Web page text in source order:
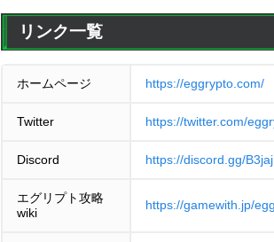
リンク一覧
ホームページ https://eggrypto.com/
Twitter https://twitter.com/
Discord https://discord.gg/
エグリプト攻略
wiki
https://gamewith.jp/